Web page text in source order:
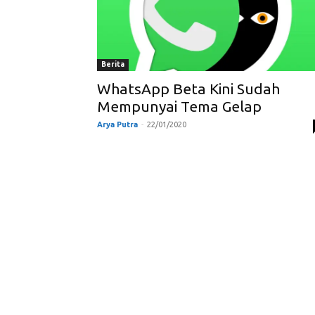
Berita
WhatsApp Beta Kini Sudah
Mempunyai Tema Gelap
Arya Putra - 22/01/2020